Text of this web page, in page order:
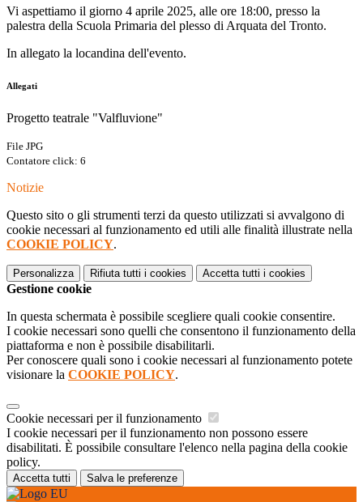
Vi aspettiamo il giorno 4 aprile 2025, alle ore 18:00, presso la
palestra della Scuola Primaria del plesso di Arquata del Tronto.
In allegato la locandina dell'evento.
Allegati
Progetto teatrale "Valfluvione"
File JPG
Contatore click: 6
Notizie
Questo sito o gli strumenti terzi da questo utilizzati si avvalgono di
cookie necessari al funzionamento ed utili alle finalità illustrate nella
COOKIE POLICY.
Personalizza Rifiuta tutti i cookies Accetta tutti i cookies
Gestione cookie
In questa schermata è possibile scegliere quali cookie consentire.
I cookie necessari sono quelli che consentono il funzionamento della
piattaforma e non è possibile disabilitarli.
Per conoscere quali sono i cookie necessari al funzionamento potete
visionare la COOKIE POLICY.
Cookie necessari per il funzionamento
I cookie necessari per il funzionamento non possono essere
disabilitati. È possibile consultare l'elenco nella pagina della cookie
policy.
Accetta tutti Salva le preferenze